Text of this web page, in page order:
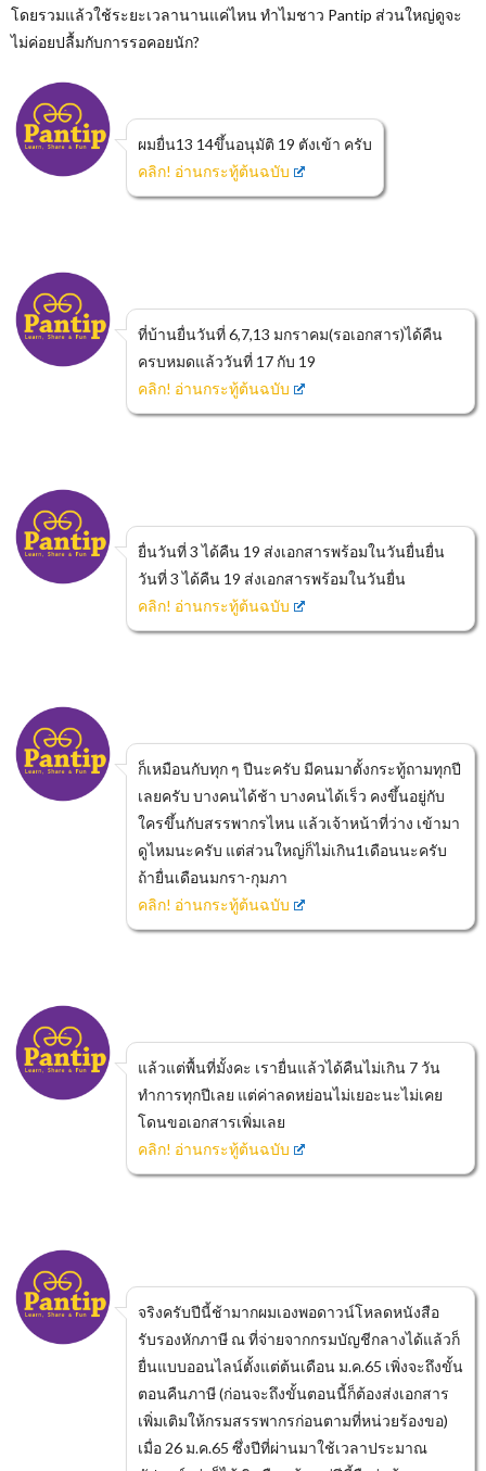
โดยรวมแล้วใช้ระยะเวลานานแค่ไหน ทำไมชาว Pantip ส่วนใหญ่ดูจะ
ไม่ค่อยปลื้มกับการรอคอยนัก?
ผมยื่น13 14ขึ้นอนุมัติ 19 ตังเข้า ครับ
คลิก! อ่านกระทู้ต้นฉบับ
ที่บ้านยื่นวันที่ 6,7,13 มกราคม(รอเอกสาร)ได้คืน
ครบหมดแล้ววันที่ 17 กับ 19
คลิก! อ่านกระทู้ต้นฉบับ
ยื่นวันที่ 3 ได้คืน 19 ส่งเอกสารพร้อมในวันยื่นยื่น
วันที่ 3 ได้คืน 19 ส่งเอกสารพร้อมในวันยื่น
คลิก! อ่านกระทู้ต้นฉบับ
ก็เหมือนกับทุก ๆ ปีนะครับ มีคนมาตั้งกระทู้ถามทุกปี
เลยครับ บางคนได้ช้า บางคนได้เร็ว คงขึ้นอยู่กับ
ใครขึ้นกับสรรพากรไหน แล้วเจ้าหน้าที่ว่าง เข้ามา
ดูไหมนะครับ แต่ส่วนใหญ่ก็ไม่เกิน1เดือนนะครับ
ถ้ายื่นเดือนมกรา-กุมภา
คลิก! อ่านกระทู้ต้นฉบับ
แล้วแต่พื้นที่มั้งคะ เรายื่นแล้วได้คืนไม่เกิน 7 วัน
ทำการทุกปีเลย แต่ค่าลดหย่อนไม่เยอะนะไม่เคย
โดนขอเอกสารเพิ่มเลย
คลิก! อ่านกระทู้ต้นฉบับ
จริงครับปีนี้ช้ามากผมเองพอดาวน์โหลดหนังสือ
รับรองหักภาษี ณ ที่จ่ายจากกรมบัญชีกลางได้แล้วก็
ยื่นแบบออนไลน์ตั้งแต่ต้นเดือน ม.ค.65 เพิ่งจะถึงขั้น
ตอนคืนภาษี (ก่อนจะถึงขั้นตอนนี้ก็ต้องส่งเอกสาร
เพิ่มเติมให้กรมสรรพากรก่อนตามที่หน่วยร้องขอ)
เมื่อ 26 ม.ค.65 ซึ่งปีที่ผ่านมาใช้เวลาประมาณ